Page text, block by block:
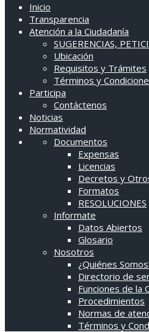
Inicio
Transparencia
Atención a la Ciudadanía
SUGERENCIAS,
Ubicación
Requisitos y Trámites
Términos y
Participa
Contáctenos
Noticias
Normatividad
Documentos
Expensas
Licencias
Decretos y
Formatos
RESOLUCIONES
Informate
Datos Abiertos
Glosario
Nosotros
¿Quiénes
Directorio de
Funciones de la
Procedimientos
Normas de
Términos y